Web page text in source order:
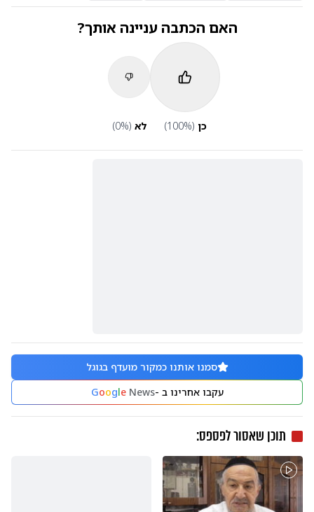
האם הכתבה עניינה אותך?
כן (
100%) לא (
0%)
סמנו אותנו כמקור מועדף בגוגל
עקבו אחרינו ב -
GoogleNews
תוכן שאסור לפספס: